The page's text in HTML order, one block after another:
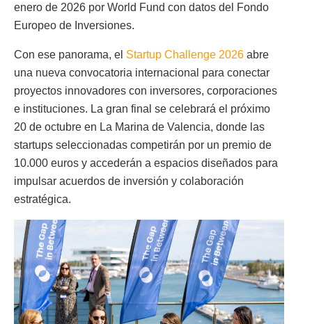
enero de 2026 por World Fund con datos del Fondo
Europeo de Inversiones.
Con ese panorama, el Startup Challenge 2026 abre
una nueva convocatoria internacional para conectar
proyectos innovadores con inversores, corporaciones
e instituciones. La gran final se celebrará el próximo
20 de octubre en La Marina de Valencia, donde las
startups seleccionadas competirán por un premio de
10.000 euros y accederán a espacios diseñados para
impulsar acuerdos de inversión y colaboración
estratégica.